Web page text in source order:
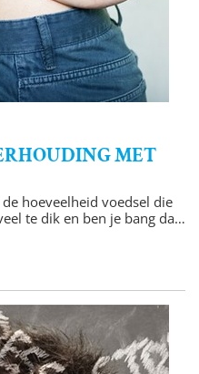
MET
hoeveelheid voedsel die
te dik en ben je bang dat